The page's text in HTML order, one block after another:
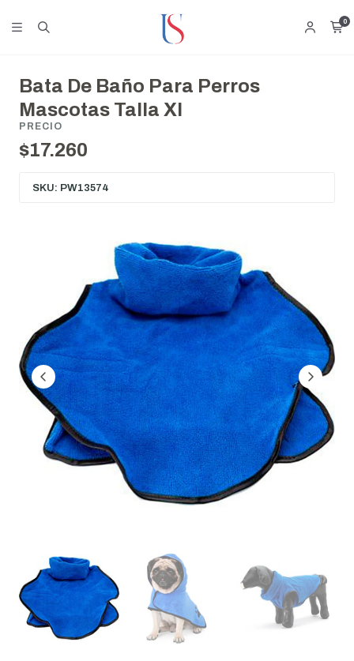
0
Bata De Baño Para Perros
Mascotas Talla Xl
PRECIO
$17.260
SKU: PW13574